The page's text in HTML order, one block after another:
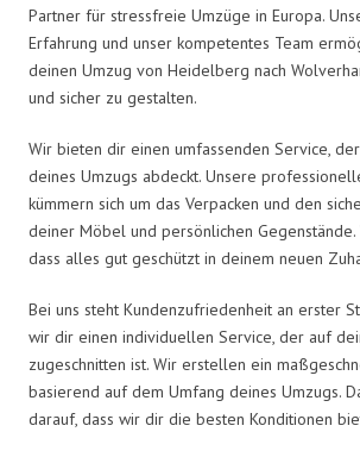
Partner für stressfreie Umzüge in Europa.
Erfahrung und unser kompetentes Team
deinen Umzug von Heidelberg nach
und sicher zu gestalten.
Wir bieten dir einen umfassenden Service,
deines Umzugs abdeckt. Unsere
kümmern sich um das Verpacken und den
deiner Möbel und persönlichen
dass alles gut geschützt in deinem neuen
Bei uns steht Kundenzufriedenheit an erster
wir dir einen individuellen Service, der auf
zugeschnitten ist. Wir erstellen ein
basierend auf dem Umfang deines Umzugs.
darauf, dass wir dir die besten Konditionen